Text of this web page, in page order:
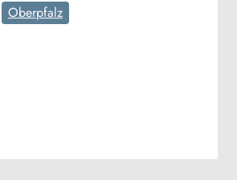
Oberpfalz